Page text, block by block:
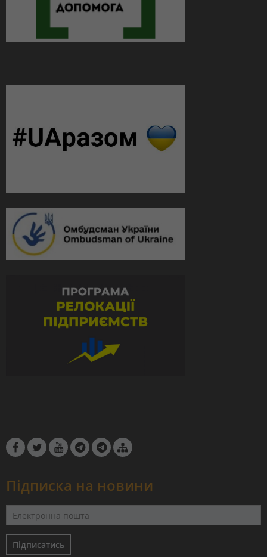
Підписка на новини
Підписатись